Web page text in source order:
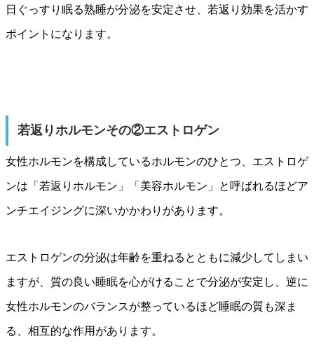
日ぐっすり眠る熟睡が分泌を安定させ、若返り効果を活かす
ポイントになります。
若返りホルモンその②エストロゲン
女性ホルモンを構成しているホルモンのひとつ、エストロゲ
ンは「若返りホルモン」「美容ホルモン」と呼ばれるほどア
ンチエイジングに深いかかわりがあります。
エストロゲンの分泌は年齢を重ねるとともに減少してしまい
ますが、質の良い睡眠を心がけることで分泌が安定し、逆に
女性ホルモンのバランスが整っているほど睡眠の質も深ま
る、相互的な作用があります。